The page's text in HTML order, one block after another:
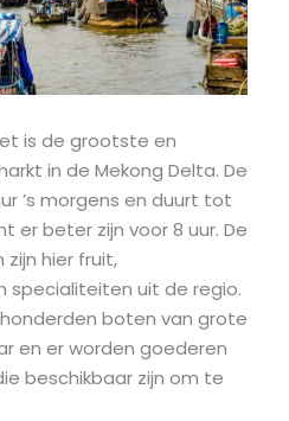
is de grootste en
in de Mekong Delta. De
’s morgens en duurt tot
er beter zijn voor 8 uur. De
hier fruit,
specialiteiten uit de regio.
boten van grote
en er worden goederen
beschikbaar zijn om te